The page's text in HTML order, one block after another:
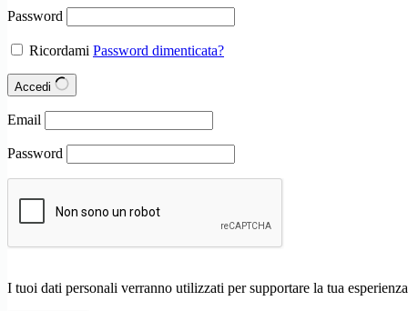
Password
Ricordami Password dimenticata?
Accedi
Email
Password
I tuoi dati personali verranno utilizzati per supportare la tua